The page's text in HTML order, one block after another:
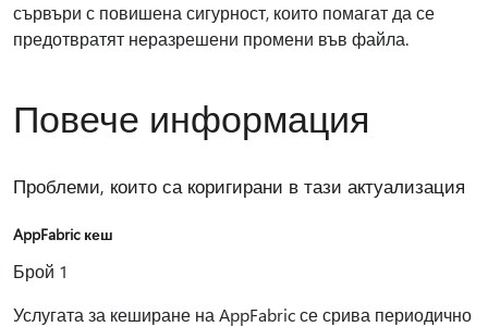
сървъри с повишена сигурност, които помагат да се
предотвратят неразрешени промени във файла.
Повече информация
Проблеми, които са коригирани в тази актуализация
AppFabric кеш
Брой 1
Услугата за кеширане на AppFabric се срива периодично